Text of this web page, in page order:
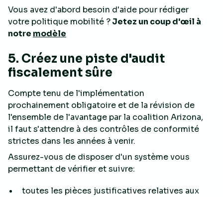
Vous avez d'abord besoin d'aide pour rédiger
votre politique mobilité ?Jetez un coup d'œil à
notre modèle
5. Créez une piste d'audit
fiscalement sûre
Compte tenu de l'implémentation
prochainement obligatoire et de la révision de
l'ensemble de l'avantage par la coalition Arizona,
il faut s'attendre à des contrôles de conformité
strictes dans les années à venir.
Assurez-vous de disposer d'un système vous
permettant de vérifier et suivre:
toutes les pièces justificatives relatives aux